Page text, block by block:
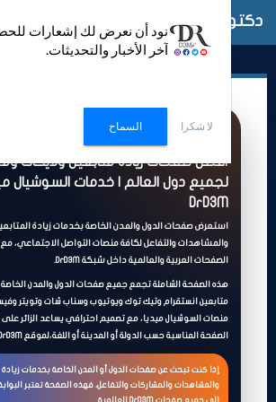
دكتور دعم
أفضل صفحات زيادة متابعين ولايكات
لجميع دول العالم | خدمات السوشيال
DrD3M
استعرض صفحات الدول والمدن الخاصة بخدمات زيادة المتابعين
والمشاهدات والتفاعل لكافة منصات التواصل الاجتماعي،
الصفحات العربية والعالمية داخل شبكة DrD3M.
هذه الصفحة الشاملة تجمع جميع صفحات الدول والمدن الخاصة
متابعين انستقرام وتيك توك ويوتيوب وسناب شات وتويتر
منصات السوشيال ميديا، مع تصميم احترافي يساعد الزائر على
الصفحة المناسبة حسب الدولة أو المدينة أو اللغة،لموقع DrD3M.
إذا كنت تبحث عن صفحات الدول أو المدن الخاصة بخدمات زيادة
والمشاهدات والمشاركات والتفاعل، فهذه الصفحة تعتبر البوابة
نود أن نعرض لك إشعارات
آخر الأخبار والتحديثات.
لا شكرا السماح